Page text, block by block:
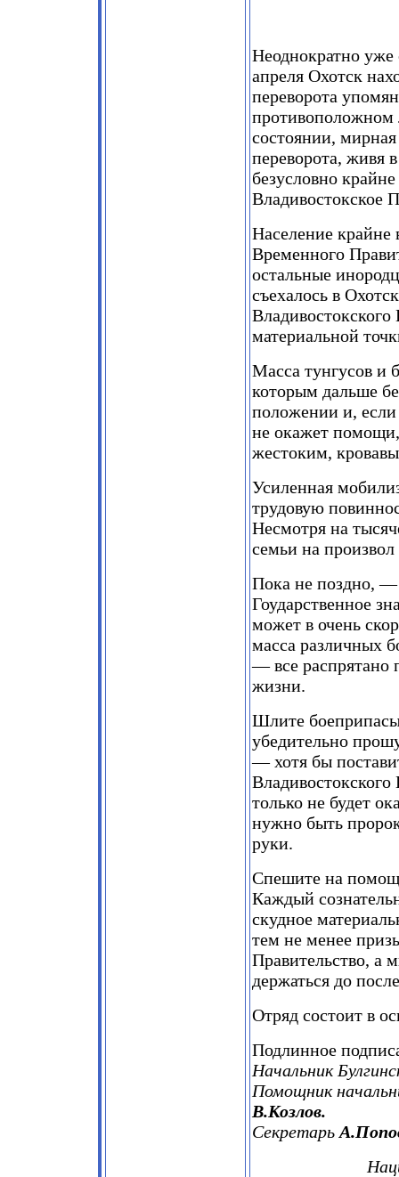
Неоднократно уже
апреля Охотск
переворота
противоположном
состоянии,
переворота, живя
безусловно
Владивостокское
Население крайне
Временного
остальные
съехалось в
материальной
Масса тунгусов и
которым дальше
положении и, если
не окажет
жестоким,
Усиленная
трудовую
Несмотря на
семьи на
Пока не поздно, —
Гоударственное
может в очень
масса различных
— все распрятано
жизни.
Шлите
убедительно
— хотя бы
только не будет
нужно быть
руки.
Спешите на
Каждый
скудное
тем не менее
Правительство, а
держаться до
Отряд состоит в
Подлинное
Начальник
Помощник
В.Козлов.
Секретарь